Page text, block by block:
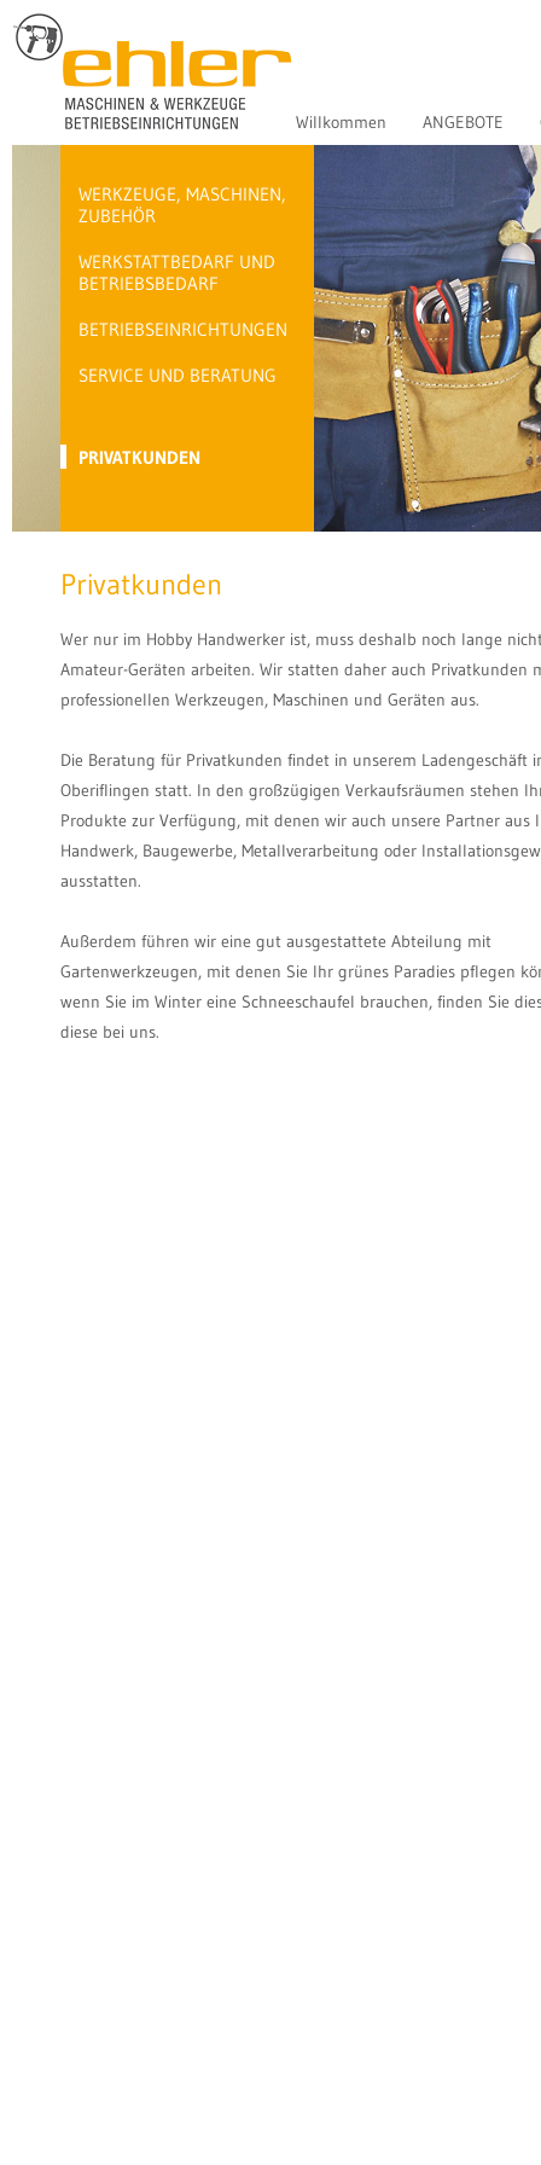
WERKZEUGE, MASCHINEN,
ZUBEHÖR
WERKSTATTBEDARF UND
BETRIEBSBEDARF
BETRIEBSEINRICHTUNGEN
SERVICE UND BERATUNG
PRIVATKUNDEN
Privatkunden
Wer nur im Hobby Handwerker ist, muss deshalb noch lange
Amateur-Geräten arbeiten. Wir statten daher auch Privatkunden
professionellen Werkzeugen, Maschinen und Geräten aus.
Die Beratung für Privatkunden findet in unserem Ladengeschäft
Oberiflingen statt. In den großzügigen Verkaufsräumen stehen
Produkte zur Verfügung, mit denen wir auch unsere Partner aus
Handwerk, Baugewerbe, Metallverarbeitung oder
ausstatten.
Außerdem führen wir eine gut ausgestattete Abteilung mit
Gartenwerkzeugen, mit denen Sie Ihr grünes Paradies pflegen
wenn Sie im Winter eine Schneeschaufel brauchen, finden Sie
diese bei uns.
ANGEBOTE
Willkommen